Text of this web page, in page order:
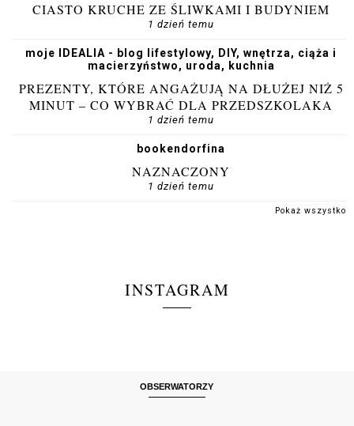
CIASTO KRUCHE ZE ŚLIWKAMI I BUDYNIEM
1 dzień temu
moje IDEALIA - blog lifestylowy, DIY, wnętrza, ciąża i
macierzyństwo, uroda, kuchnia
PREZENTY, KTÓRE ANGAŻUJĄ NA DŁUŻEJ NIŻ 5
MINUT – CO WYBRAĆ DLA PRZEDSZKOLAKA
1 dzień temu
bookendorfina
NAZNACZONY
1 dzień temu
Pokaż wszystko
INSTAGRAM
OBSERWATORZY